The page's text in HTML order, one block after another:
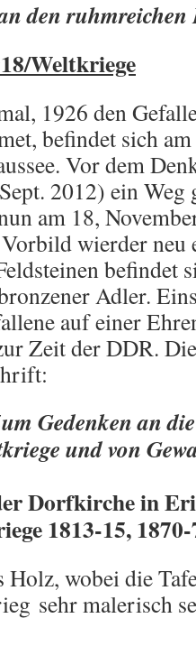
den ruhmreichen
Weltkriege
1926 den
befindet sich
Vor dem
2012) ein Weg
am 18,
wierder neu
befindet
Adler.
auf einer
Zeit der DDR.
Gedenken an
und von
Dorfkirche in
1813-15,
Holz, wobei die
sehr malerisch